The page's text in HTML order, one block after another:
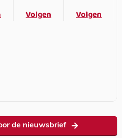
Volgen
Volgen
de nieuwsbrief